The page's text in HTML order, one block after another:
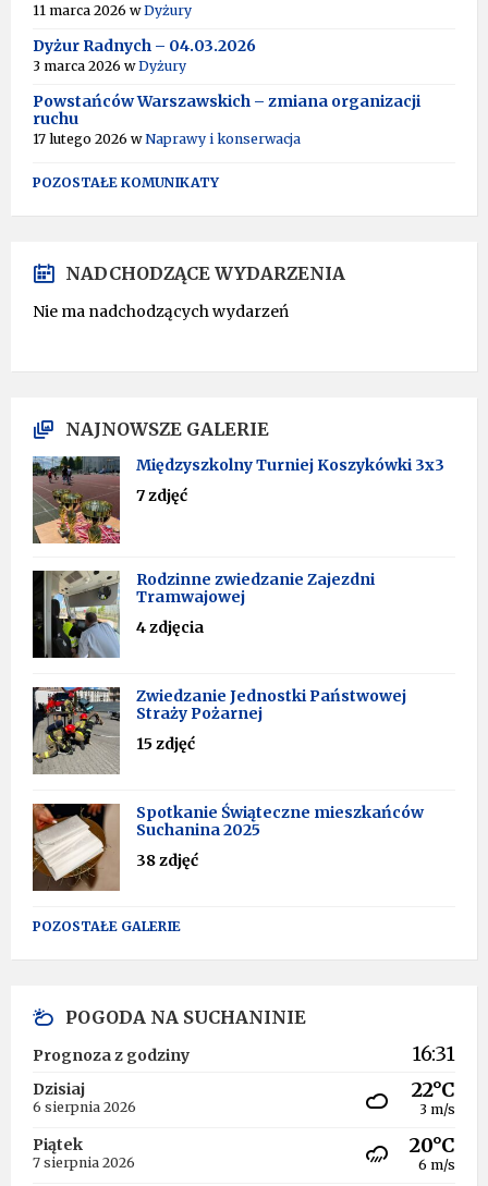
I
E
:
11 marca 2026 wDyżury
Dyżur Radnych – 04.03.2026
3 marca 2026 wDyżury
Powstańców Warszawskich – zmiana organizacji
ruchu
17 lutego 2026 wNaprawy i konserwacja
POZOSTAŁE KOMUNIKATY
NADCHODZĄCE WYDARZENIA
Nie ma nadchodzących wydarzeń
NAJNOWSZE GALERIE
Międzyszkolny Turniej Koszykówki 3x3
7 zdjęć
Rodzinne zwiedzanie Zajezdni
Tramwajowej
4 zdjęcia
Zwiedzanie Jednostki Państwowej
Straży Pożarnej
15 zdjęć
Spotkanie Świąteczne mieszkańców
Suchanina 2025
38 zdjęć
POZOSTAŁE GALERIE
POGODA NA SUCHANINIE
Prognoza z godziny 16:31
Dzisiaj
6 sierpnia 2026
22°C
3 m/s
Piątek
7 sierpnia 2026
20°C
6 m/s